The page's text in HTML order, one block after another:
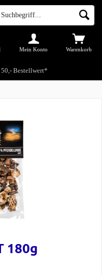
50,- Bestellwert*
Warenkorb
Mein Konto
180g